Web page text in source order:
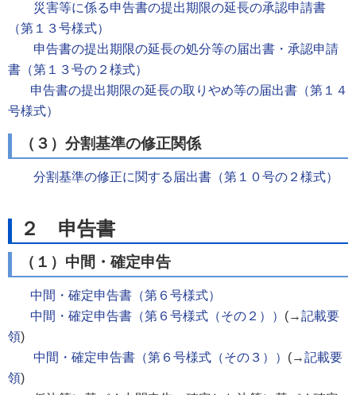
災害等に係る申告書の提出期限の延長の承認申請書
（第１３号様式）
申告書の提出期限の延長の処分等の届出書・承認申請
書（第１３号の２様式）
申告書の提出期限の延長の取りやめ等の届出書（第１４
号様式）
（３）分割基準の修正関係
分割基準の修正に関する届出書（第１０号の２様式）
２ 申告書
（１）中間・確定申告
中間・確定申告書（第６号様式）
中間・確定申告書（第６号様式（その２）） (→記載要
領)
中間・確定申告書（第６号様式（その３）） (→記載要
領)